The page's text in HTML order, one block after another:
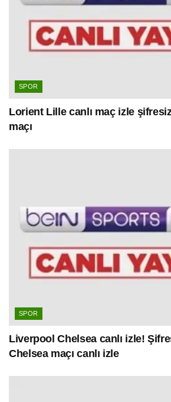
SPOR
Lorient Lille canlı maç izle
maçı
SPOR
Liverpool Chelsea canlı izle!
Chelsea maçı canlı izle